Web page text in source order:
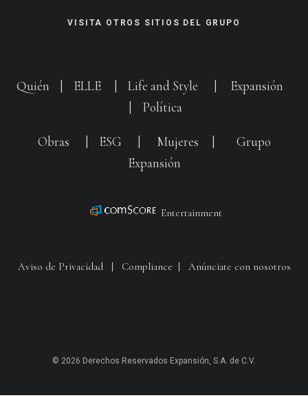
VISITA OTROS SITIOS DEL GRUPO
Quién ELLE Life and Style
Expansión
Política
Obras ESG Mujeres
Grupo
Expansión
Entertainment
Aviso de Privacidad| Compliance | Anúnciate con nosotros
© 2026 Derechos Reservados Expansión, S.A. de C.V.